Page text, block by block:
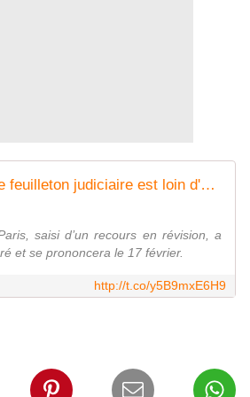
Arbitrage Tapie : le feuilleton judiciaire est loin d'être terminé
saisi d’un recours en révision, a
et se prononcera le 17 février.
http://t.co/y5B9mxE6H9